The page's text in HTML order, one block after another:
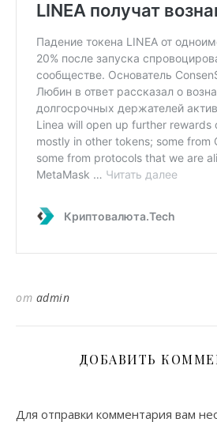
от admin
ДОБАВИТЬ
Для отправки комментария вам